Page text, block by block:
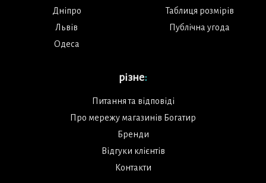
Дніпро
Львів
Одеса
Таблиця розмірів
Публічна угода
різне:
Питання та відповіді
Про мережу магазинів Богатир
Бренди
Відгуки клієнтів
Контакти